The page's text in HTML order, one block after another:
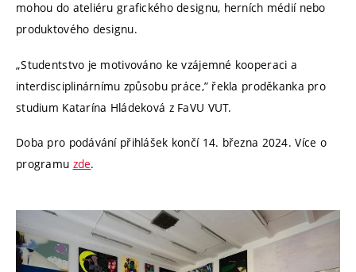
mohou do ateliéru grafického designu, herních médií nebo
produktového designu.
„Studentstvo je motivováno ke vzájemné kooperaci a
interdisciplinárnímu způsobu práce,” řekla proděkanka pro
studium Katarína Hládeková z FaVU VUT.
Doba pro podávání přihlášek končí 14. března 2024. Více o
programu zde.